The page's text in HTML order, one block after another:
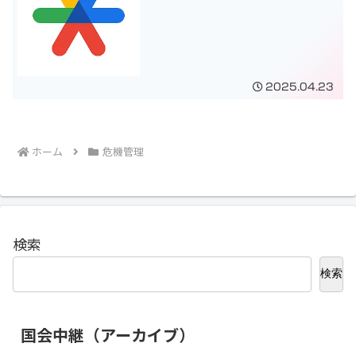
2025.04.23
ホーム 危機管理
検索
検索
国会中継（アーカイブ）